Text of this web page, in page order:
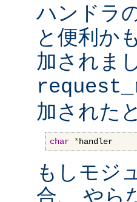
ハンドラ
と便利か
加されま
加された
char *handler
もしモジ
合、 やら